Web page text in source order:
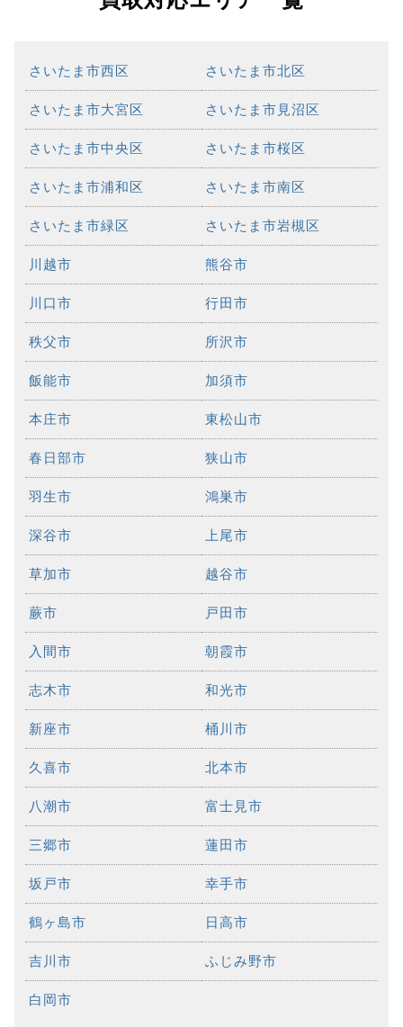
さいたま市西区 さいたま市北区
さいたま市大宮区 さいたま市見沼区
さいたま市中央区 さいたま市桜区
さいたま市浦和区 さいたま市南区
さいたま市緑区 さいたま市岩槻区
川越市 熊谷市
川口市 行田市
秩父市 所沢市
飯能市 加須市
本庄市 東松山市
春日部市 狭山市
羽生市 鴻巣市
深谷市 上尾市
草加市 越谷市
蕨市 戸田市
入間市 朝霞市
志木市 和光市
新座市 桶川市
久喜市 北本市
八潮市 富士見市
三郷市 蓮田市
坂戸市 幸手市
鶴ヶ島市 日高市
吉川市 ふじみ野市
白岡市